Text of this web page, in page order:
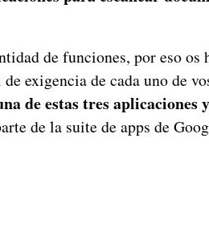
de funciones, por eso os
exigencia de cada uno de
de estas tres aplicaciones
de la suite de apps de